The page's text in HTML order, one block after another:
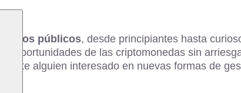
los públicos, desde principiantes hasta
oportunidades de las criptomonedas sin
alguien interesado en nuevas formas de